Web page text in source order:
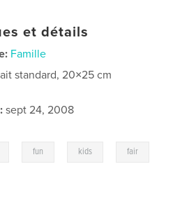
et détails
Famille
standard, 20×25 cm
sept 24, 2008
fun kids fair